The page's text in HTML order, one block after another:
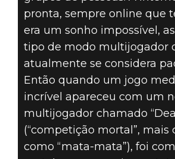
pronta, sempre online que
era um sonho impossível,
tipo de modo multijogador
atualmente se considera
Então quando um jogo
incrível apareceu com um
multijogador chamado
(“competição mortal”, mais
como “mata-mata”), foi